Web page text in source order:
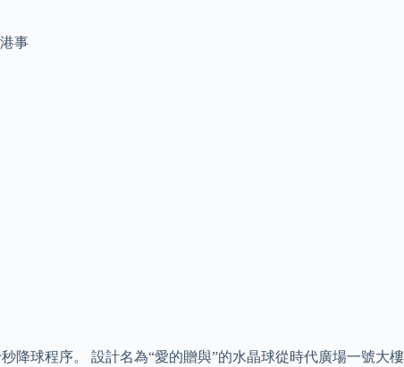
事
降球程序。 設計名為“愛的贈與”的水晶球從時代廣場一號